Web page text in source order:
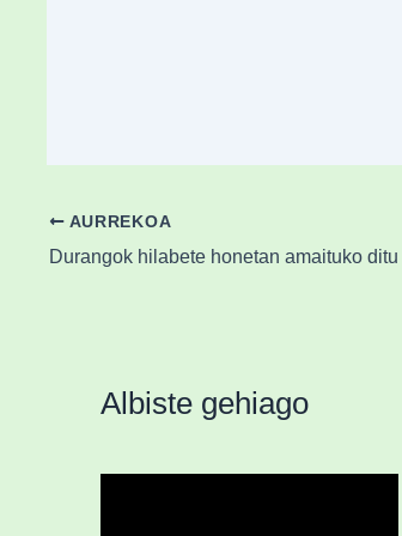
AURREKOA
Albiste gehiago